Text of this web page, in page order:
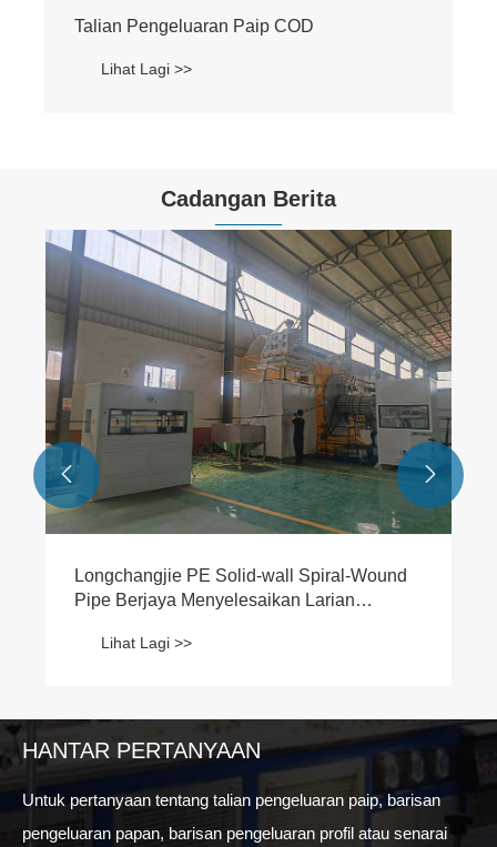
Talian Pengeluaran Paip COD
Lihat Lagi >>
Cadangan Berita
Longchangjie PE Solid-wall Spiral-Wound
Pipe Berjaya Menyelesaikan Larian
Lihat Lagi >>
 
HANTAR PERTANYAAN
Untuk pertanyaan tentang talian pengeluaran paip, barisan
pengeluaran papan, barisan pengeluaran profil atau senarai